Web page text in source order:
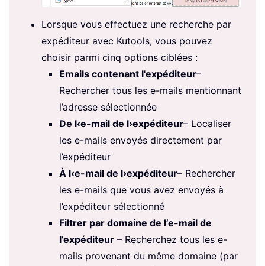
Lorsque vous effectuez une recherche par
expéditeur avec Kutools, vous pouvez
choisir parmi cinq options ciblées :
Emails contenant l'expéditeur–
Rechercher tous les e-mails mentionnant
l’adresse sélectionnée
De l‹e-mail de l›expéditeur– Localiser
les e-mails envoyés directement par
l’expéditeur
À l‹e-mail de l›expéditeur– Rechercher
les e-mails que vous avez envoyés à
l’expéditeur sélectionné
Filtrer par domaine de l’e-mail de
l’expéditeur – Recherchez tous les e-
mails provenant du même domaine (par